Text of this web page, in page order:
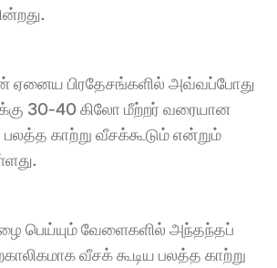
ஏனைய பிரதேசங்களில் அவ்வப்போது
30-40 கிலோ மீற்றர் வரையான
காற்று வீசக்கூடும் என்றும்
பெய்யும் வேளைகளில் அந்தந்தப்
வீசக் கூடிய பலத்த காற்று